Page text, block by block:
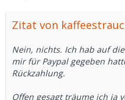
Zitat von
Nein, nichts. Ich hab auf
mir für Paypal gegeben
Rückzahlung.
Offen gesagt träume ich ja